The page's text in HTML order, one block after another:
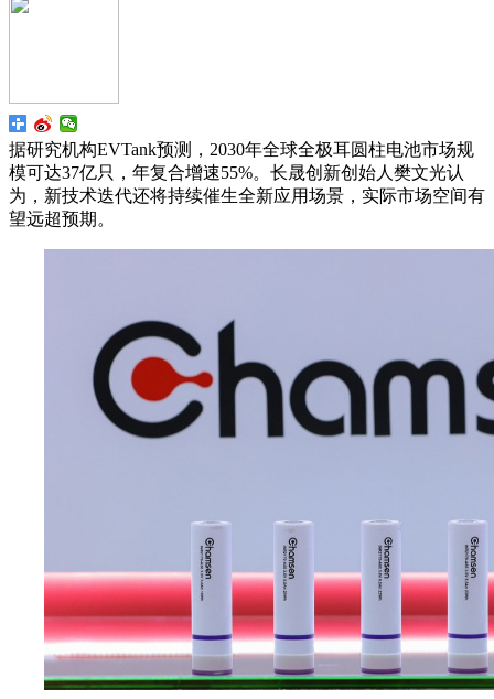
据研究机构EVTank预测，2030年全球全极耳圆柱电池市场规
模可达37亿只，年复合增速55%。长晟创新创始人樊文光认
为，新技术迭代还将持续催生全新应用场景，实际市场空间有
望远超预期。